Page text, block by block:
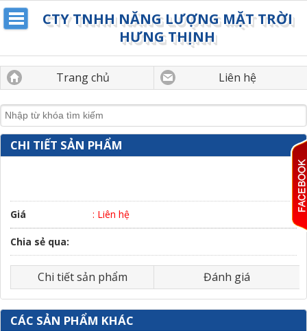
CTY TNHH NĂNG LƯỢNG MẶT TRỜI
HƯNG THỊNH
Trang chủ Liên hệ
CHI TIẾT SẢN PHẨM
Giá : Liên hệ
Chia sẻ qua:
Chi tiết sản phẩm Đánh giá
CÁC SẢN PHẨM KHÁC